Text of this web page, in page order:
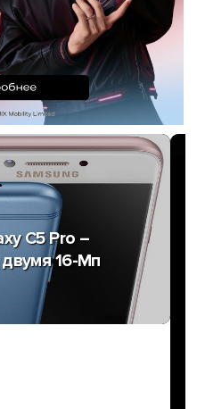
C5 Pro –
16-Мп